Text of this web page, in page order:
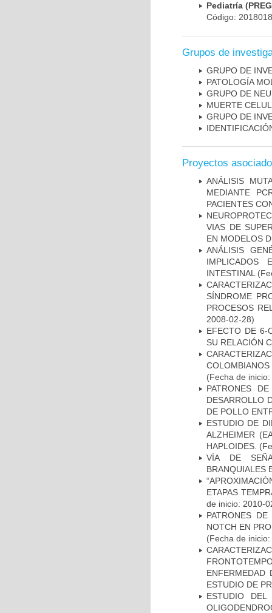
Pediatría
Código:
Grupos de
GRUPO DE
PATOLOGÍA
GRUPO DE
MUERTE
GRUPO DE
Proyectos
ANÁLISIS
MEDIANTE
PACIENTES
VIAS DE
EN MODELOS
ANÁLISIS
IMPLICADOS
INTESTINAL
SÍNDROME
PROCESOS
2008-02-28)
EFECTO DE 6-
SU RELACIÓN
(Fecha de
PATRONES
DESARROLLO
DE POLLO
ESTUDIO DE
ALZHEIMER
HAPLOIDES.
VÍA DE
BRANQUIALES
ETAPAS
de inicio: 2010-
PATRONES
NOTCH EN
(Fecha de
ENFERMEDAD
ESTUDIO DE
ESTUDIO